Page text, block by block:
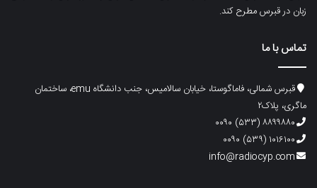
زبان در قبرس مطرح کند.
تماس با ما
قبرس شمالی، فاماگوستا، خیابان سالامیس، جنب دانشگاه emu، ساختمان
ماگری، پلاک۲
۸۸۹۹۸۸۰ (۵۳۳) ۰۰۹۰
۱۰۱۶۱۰۰ (۵۳۹) ۰۰۹۰
info@radiocyp.com